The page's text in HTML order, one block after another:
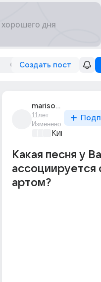
Создать пост
marisol_lis
11лет
Изменено
Киномания
Какая песня у
ассоциируется
артом?